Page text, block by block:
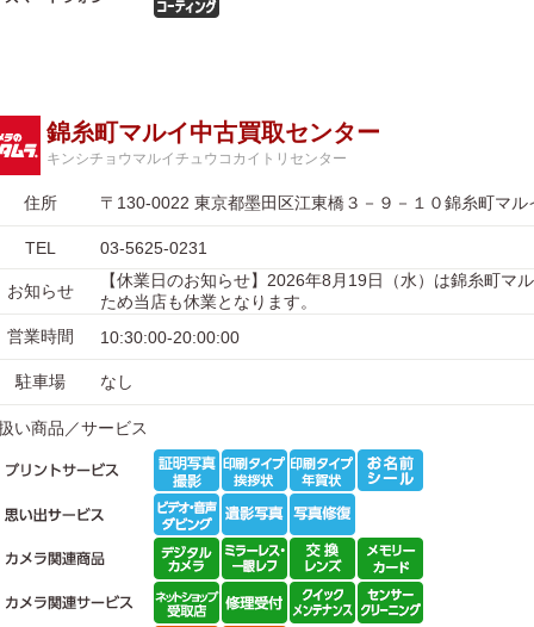
錦糸町マルイ中古買取センター
キンシチョウマルイチュウコカイトリセンター
住所 〒130-0022 東京都墨田区江東橋３－９－１０錦糸町マル
TEL 03-5625-0231
お知らせ
【休業日のお知らせ】2026年8月19日（水）は錦糸町マ
ため当店も休業となります。
営業時間
10:30:00-20:00:00
駐車場 なし
い商品／サービス